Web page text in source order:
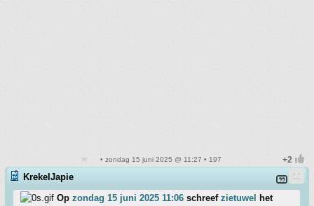
• zondag 15 juni 2025 @ 11:27 • 197
KrekelJapie
Op zondag 15 juni 2025 11:06 schreef zietuwel
het